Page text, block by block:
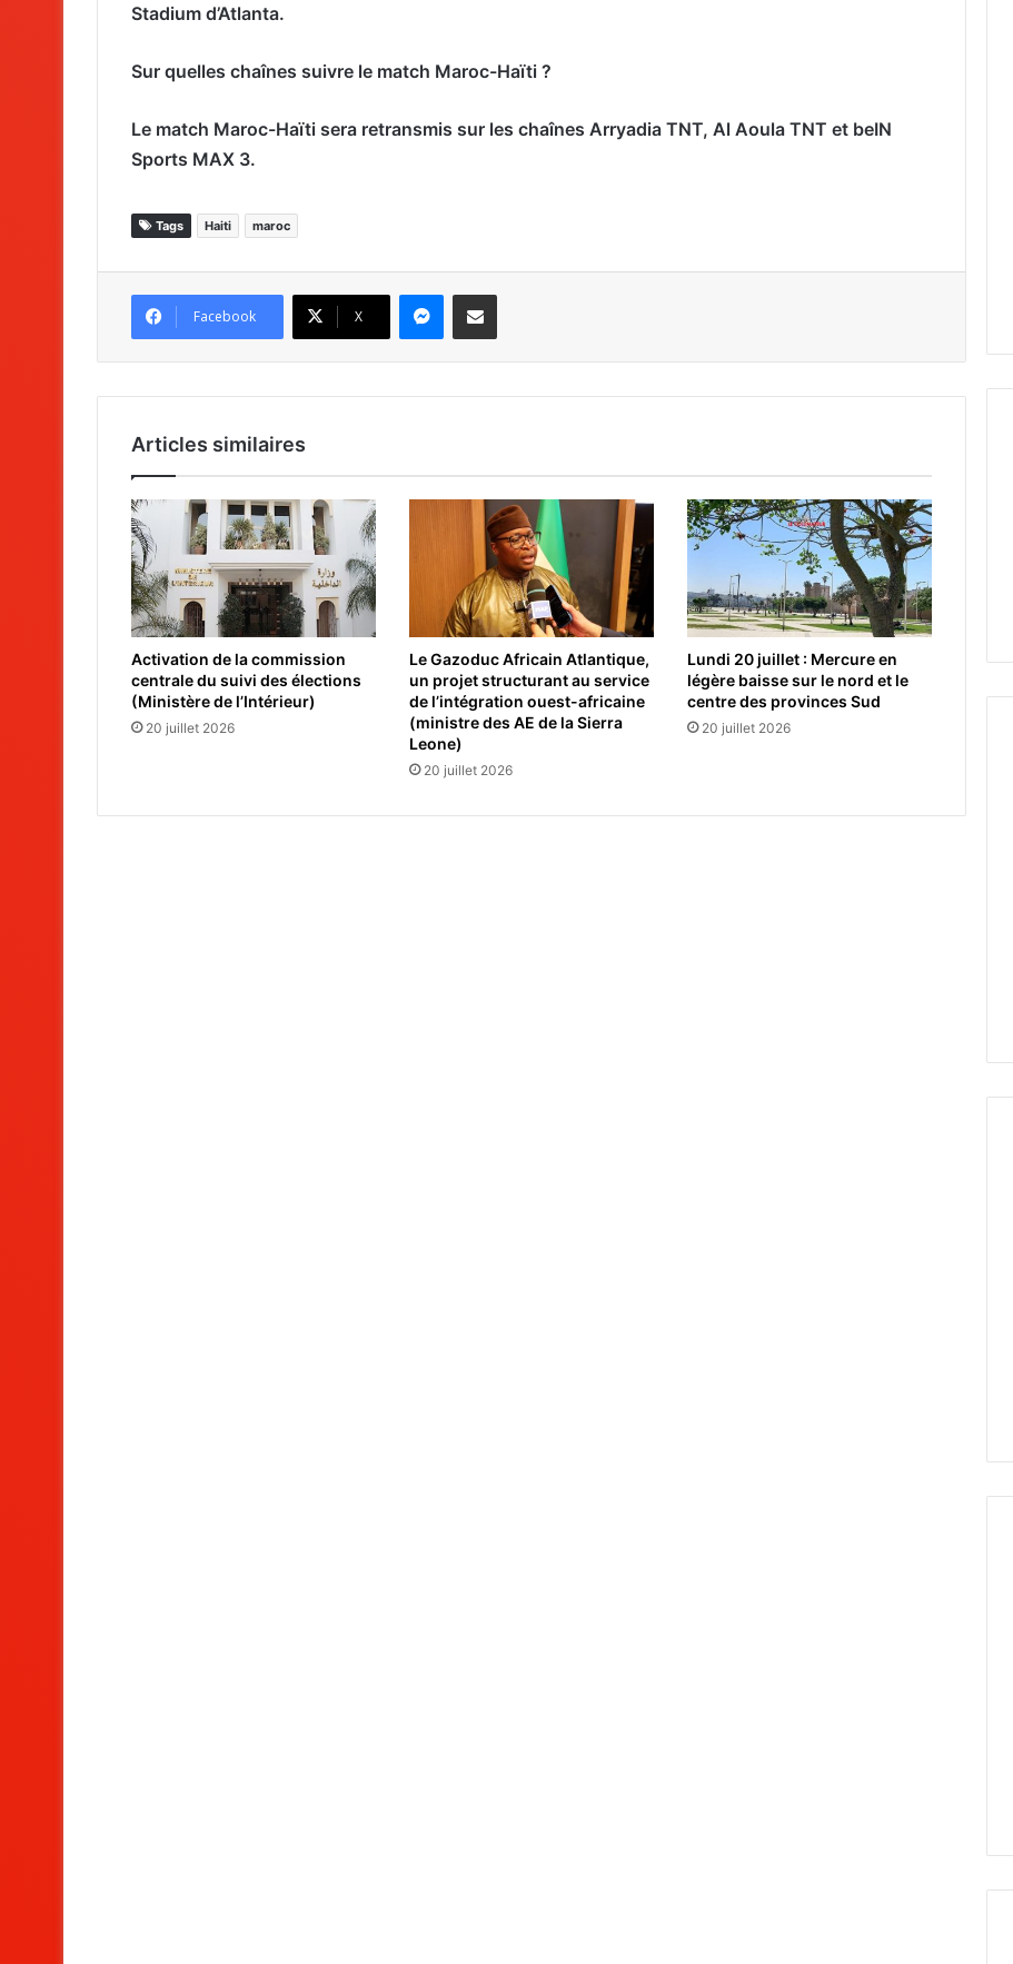
Stadium d’Atlanta.
Sur quelles chaînes suivre le match Maroc-Haïti ?
Le match Maroc-Haïti sera retransmis sur les chaînes Arryadia TNT, Al Aoula TNT et beIN
Sports MAX 3.
Tags Haiti maroc
Facebook X
Articles similaires
Activation de la commission
centrale du suivi des élections
(Ministère de l’Intérieur)
20 juillet 2026
Le Gazoduc Africain Atlantique,
un projet structurant au service
de l’intégration ouest-africaine
(ministre des AE de la Sierra
Leone)
20 juillet 2026
Lundi 20 juillet : Mercure en
légère baisse sur le nord et le
centre des provinces Sud
20 juillet 2026